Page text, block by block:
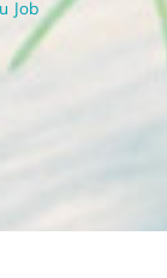
Job